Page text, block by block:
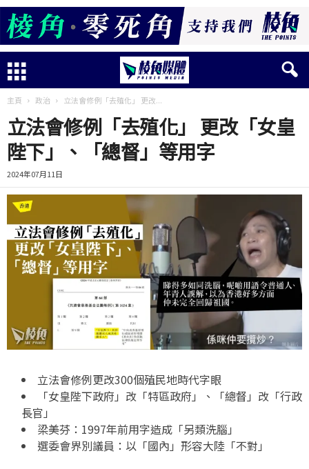
主頁 政治 立法會修例「去殖化」 更改...
立法會修例「去殖化」 更改「女皇
陛下」、「總督」等用字
2024年07月11日
立法會修例更改300個殖民地時代字眼
「女皇陛下政府」改「特區政府」、「總督」改「行政
長官」
梁美芬： 1997年前用字造成「另類洗腦」
選委會界別議員：以「國內」形容大陸「不對」